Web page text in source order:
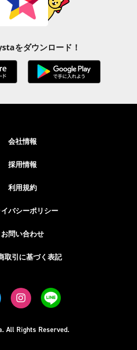
をダウンロード！
会社情報
採用情報
利用規約
バシーポリシー
お問い合わせ
取引に基づく表記
All Rights Reserved.